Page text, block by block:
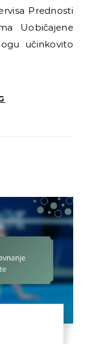
Prednosti
Uobičajene
učinkovito